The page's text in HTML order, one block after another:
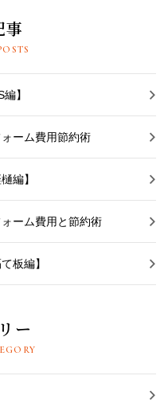
事
】
ーム費用節約術
編】
ーム費用と節約術
板編】
ー